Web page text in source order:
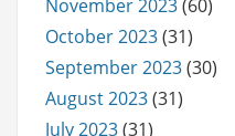
November 2023(60)
October 2023(31)
September 2023(30)
August 2023(31)
July 2023(31)